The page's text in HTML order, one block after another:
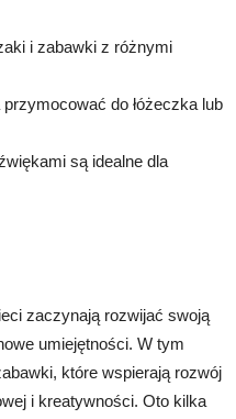
i zabawki z różnymi
do łóżeczka lub
są idealne dla
zaczynają rozwijać swoją
umiejętności. W tym
które wspierają rozwój
i kreatywności. Oto kilka